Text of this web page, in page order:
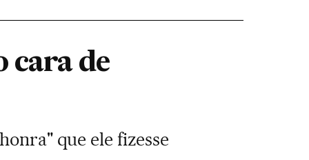
cara de
que ele fizesse